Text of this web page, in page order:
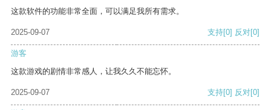
这款软件的功能非常全面，可以满足我所有需求。
2025-09-07 支持[0] 反对[0]
游客
这款游戏的剧情非常感人，让我久久不能忘怀。
2025-09-07 支持[0] 反对[0]